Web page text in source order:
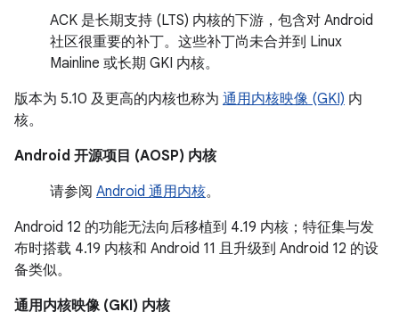
ACK 是长期支持 (LTS) 内核的下游，包含对 Android
社区很重要的补丁。这些补丁尚未合并到 Linux
Mainline 或长期 GKI 内核。
版本为 5.10 及更高的内核也称为 通用内核映像 (GKI) 内
核。
Android 开源项目 (AOSP) 内核
请参阅 Android 通用内核。
Android 12 的功能无法向后移植到 4.19 内核；特征集与发
布时搭载 4.19 内核和 Android 11 且升级到 Android 12 的设
备类似。
通用内核映像 (GKI) 内核